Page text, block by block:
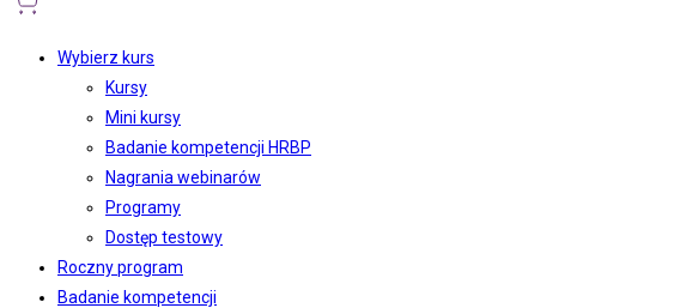
Wybierz kurs
Kursy
Mini kursy
Badanie kompetencji HRBP
Nagrania webinarów
Programy
Dostęp testowy
Roczny program
Badanie kompetencji